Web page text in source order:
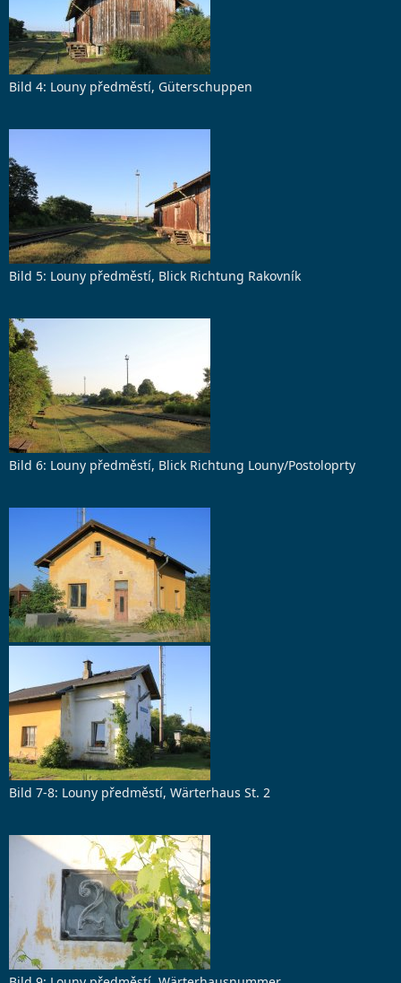
Bild 4: Louny předměstí, Güterschuppen
Bild 5: Louny předměstí, Blick Richtung Rakovník
Bild 6: Louny předměstí, Blick Richtung Louny/Postoloprty
Bild 7-8: Louny předměstí, Wärterhaus St. 2